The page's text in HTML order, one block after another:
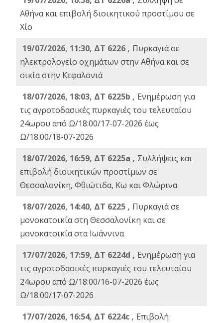
Αθήνα και επιβολή διοικητικού προστίμου σε
Χίο
19/07/2026, 11:30, ΔΤ 6226 , Πυρκαγιά σε
ηλεκτρολογείο οχημάτων στην Αθήνα και σε
οικία στην Κεφαλονιά
18/07/2026, 18:03, ΔΤ 6225b , Ενημέρωση για
τις αγροτοδασικές πυρκαγιές του τελευταίου
24ωρου από Ω/18:00/17-07-2026 έως
Ω/18:00/18-07-2026
18/07/2026, 16:59, ΔT 6225a , Συλλήψεις και
επιβολή διοικητικών προστίμων σε
Θεσσαλονίκη, Φθιώτιδα, Κω και Φλώρινα
18/07/2026, 14:40, ΔΤ 6225 , Πυρκαγιά σε
μονοκατοικία στη Θεσσαλονίκη και σε
μονοκατοικία στα Ιωάννινα
17/07/2026, 17:59, ΔΤ 6224d , Ενημέρωση για
τις αγροτοδασικές πυρκαγιές του τελευταίου
24ωρου από Ω/18:00/16-07-2026 έως
Ω/18:00/17-07-2026
17/07/2026, 16:54, ΔΤ 6224c , Επιβολή